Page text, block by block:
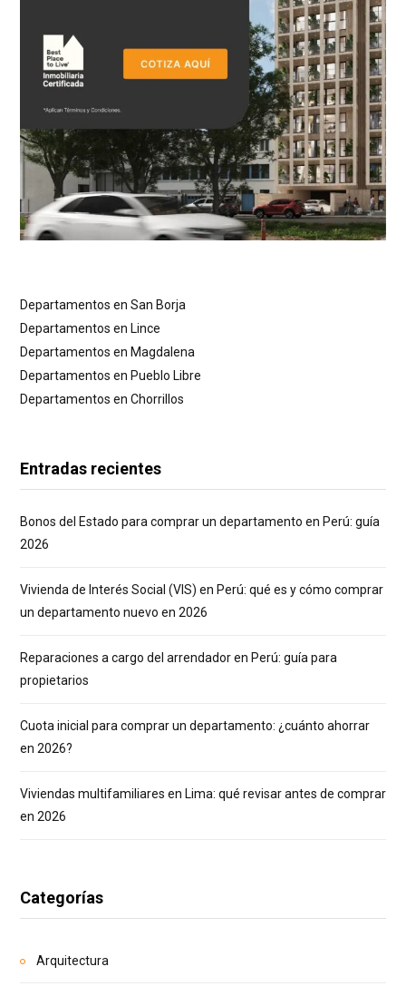
Departamentos en San Borja
Departamentos en Lince
Departamentos en Magdalena
Departamentos en Pueblo Libre
Departamentos en Chorrillos
Entradas recientes
Bonos del Estado para comprar un departamento en Perú: guía
2026
Vivienda de Interés Social (VIS) en Perú: qué es y cómo comprar
un departamento nuevo en 2026
Reparaciones a cargo del arrendador en Perú: guía para
propietarios
Cuota inicial para comprar un departamento: ¿cuánto ahorrar
en 2026?
Viviendas multifamiliares en Lima: qué revisar antes de comprar
en 2026
Categorías
Arquitectura